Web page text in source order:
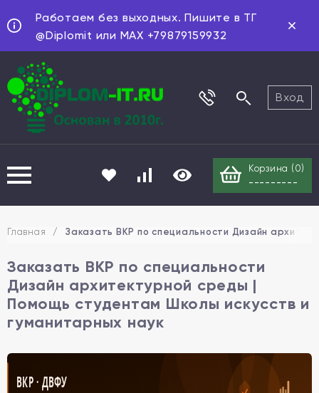
Работаем без выходных. Пишите в ТГ
@Diplomit или MAX +79879159932
Вход
Корзина ( 0)
---------
Главная / Заказать ВКР по специальности Дизайн
Заказать ВКР по специальности
Дизайн архитектурной среды |
Помощь студентам Школы искусств и
гуманитарных наук
ВКР · ДВФУ